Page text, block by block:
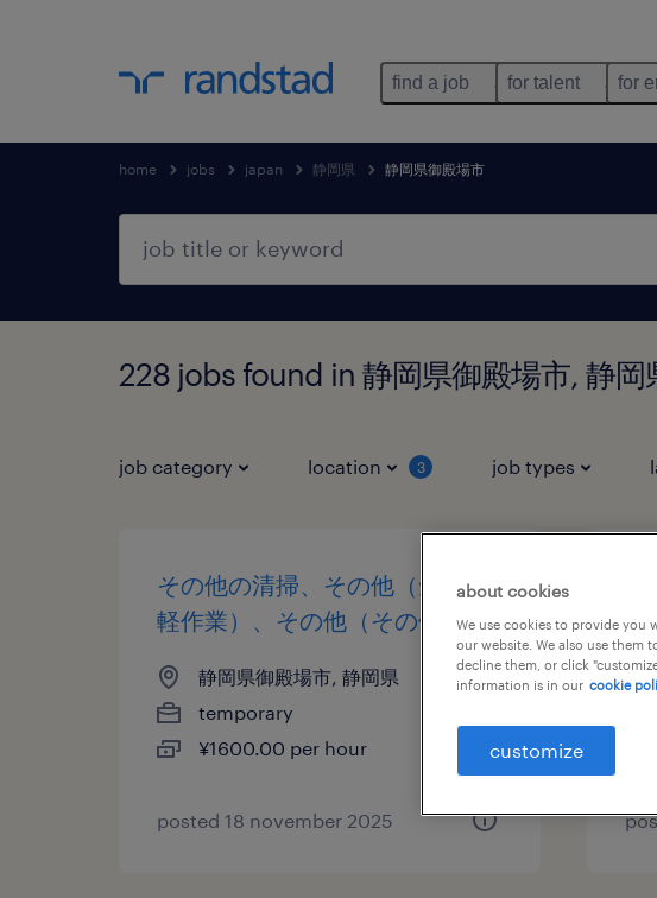
find a job for talent for
home jobs japan 静岡県 静岡県御殿場市
228 jobs found in 静岡県御殿場市, 静岡
job category location 3 job types
その他の清掃、その他（倉庫・
軽作業）、その他（その他）
静岡県御殿場市, 静岡県
temporary
¥1600.00 per hour
posted 18 november 2025
他
about cookies
We use cookies to provide you
our website. We also use them
decline them, or click
information is in our cookie
customize